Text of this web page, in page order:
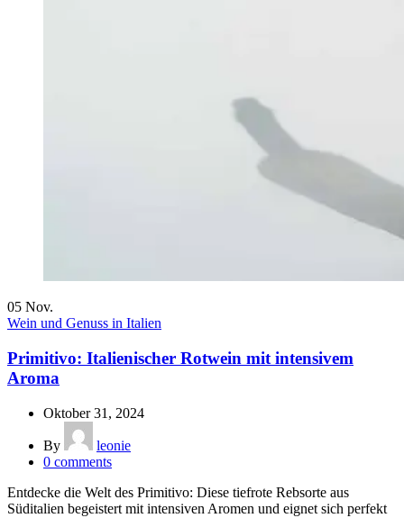
05 Nov.
Wein und Genuss in Italien
Primitivo: Italienischer Rotwein mit intensivem
Aroma
Oktober 31, 2024
By
leonie
0 comments
Entdecke die Welt des Primitivo: Diese tiefrote Rebsorte aus
Süditalien begeistert mit intensiven Aromen und eignet sich perfekt